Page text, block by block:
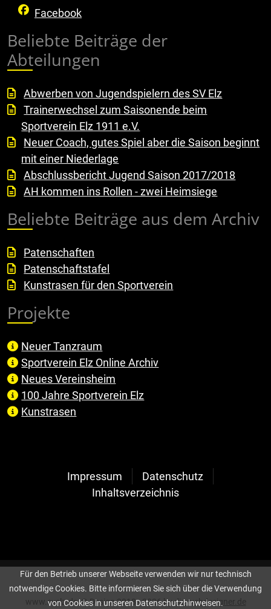
Für den Betrieb unserer Webseite verwenden wir nur technisch
notwendige Cookies. Bitte informieren Sie sich über die Verwendung
von Cookies in unseren Datenschutzhinweisen.
Facebook
Beliebte Beiträge der
Abteilungen
Abwerben von Jugendspielern des SV Elz
Trainerwechsel zum Saisonende beim
Sportverein Elz 1911 e.V.
Neuer Coach, gutes Spiel aber die Saison beginnt
mit einer Niederlage
Abschlussbericht Jugend Saison 2017/2018
AH kommen ins Rollen - zwei Heimsiege
Beliebte Beiträge aus dem Archiv
Patenschaften
Patenschaftstafel
Kunstrasen für den Sportverein
Projekte
Neuer Tanzraum
Sportverein Elz Online Archiv
Neues Vereinsheim
100 Jahre Sportverein Elz
Kunstrasen
Impressum
Datenschutz
Inhaltsverzeichnis
www.svelz.de, © Design 2018 - 2026 bydie-webdesigner.de